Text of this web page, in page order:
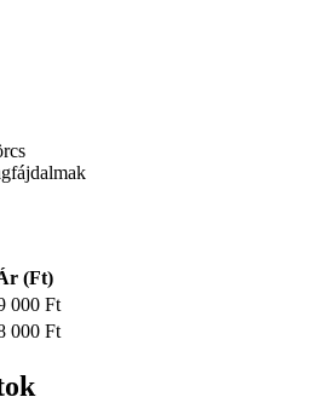
(Ft)
000 Ft
000 Ft